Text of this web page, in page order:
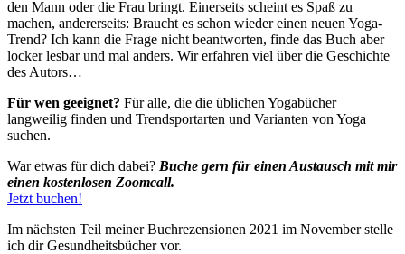
den Mann oder die Frau bringt. Einerseits scheint es Spaß zu
machen, andererseits: Braucht es schon wieder einen neuen Yoga-
Trend? Ich kann die Frage nicht beantworten, finde das Buch aber
locker lesbar und mal anders. Wir erfahren viel über die Geschichte
des Autors…
Für wen geeignet? Für alle, die die üblichen Yogabücher
langweilig finden und Trendsportarten und Varianten von Yoga
suchen.
War etwas für dich dabei? Buche gern für einen Austausch mit mir
einen kostenlosen Zoomcall.
Jetzt buchen!
Im nächsten Teil meiner Buchrezensionen 2021 im November stelle
ich dir Gesundheitsbücher vor.